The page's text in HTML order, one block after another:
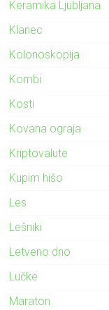
Keramika Ljubljana
Klanec
Kolonoskopija
Kombi
Kosti
Kovana ograja
Kriptovalute
Kupim hišo
Les
Lešniki
Letveno dno
Lučke
Maraton